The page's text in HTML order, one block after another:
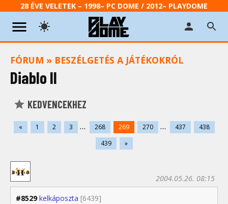
28 ÉVE VELETEK – 1998– PC DOME / 2012– PLAYDOME
FÓRUM » BESZÉLGETÉS A JÁTÉKOKRÓL
Diablo II
KEDVENCEKHEZ
« 1 2 3 ... 268 269 270 ... 437
438
439
»
#8529 kelkáposzta [6439]
2004.05.26. 08:15